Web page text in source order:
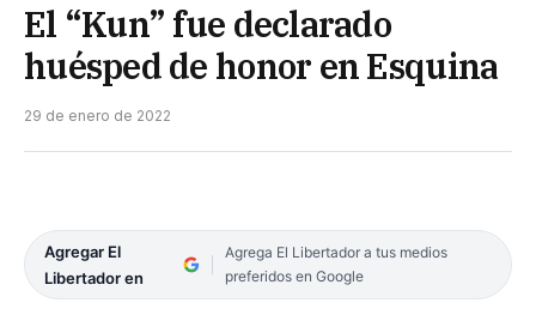
El “Kun” fue declarado
huésped de honor en Esquina
29 de enero de 2022
Agregar El
Libertador en
Agrega El Libertador a tus medios
preferidos en Google